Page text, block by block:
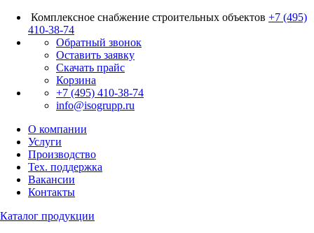
Комплексное снабжение строительных объектов +7 (495)
410-38-74
Обратный звонок
Оставить заявку
Скачать прайс
Корзина
+7 (495) 410-38-74
info@isogrupp.ru
О компании
Услуги
Производство
Тех. поддержка
Вакансии
Контакты
Каталог продукции